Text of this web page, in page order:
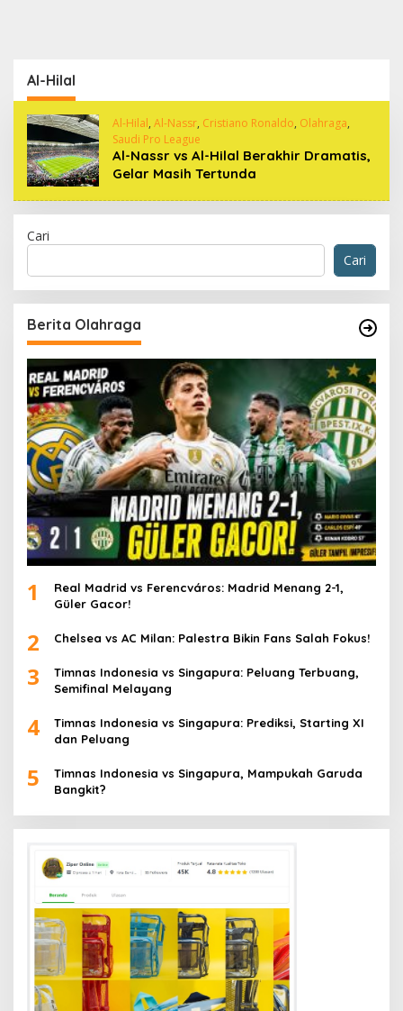
Al-Hilal
Al-Hilal, Al-Nassr, Cristiano Ronaldo, Olahraga,
Saudi Pro League
Al-Nassr vs Al-Hilal Berakhir Dramatis,
Gelar Masih Tertunda
Cari
Cari
Berita Olahraga
1
Real Madrid vs Ferencváros: Madrid Menang 2-1,
Güler Gacor!
2 Chelsea vs AC Milan: Palestra Bikin Fans Salah Fokus!
3
Timnas Indonesia vs Singapura: Peluang Terbuang,
Semifinal Melayang
4
Timnas Indonesia vs Singapura: Prediksi, Starting XI
dan Peluang
5
Timnas Indonesia vs Singapura, Mampukah Garuda
Bangkit?